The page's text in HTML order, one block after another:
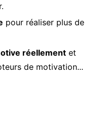
pour réaliser plus de
réellement et
de motivation...